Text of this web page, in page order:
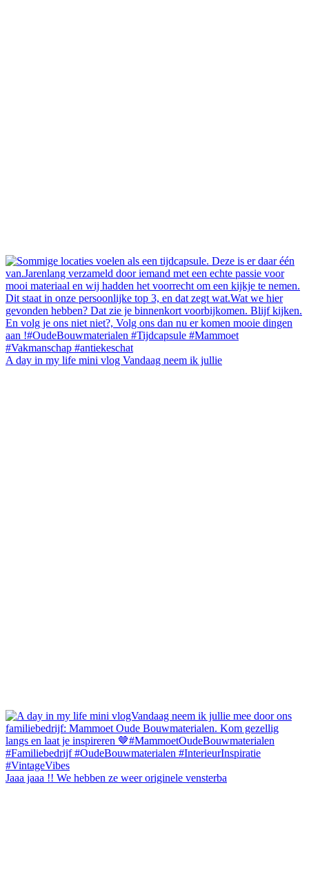
A day in my life mini vlog Vandaag neem ik jullie
Jaaa jaaa !! We hebben ze weer originele vensterba